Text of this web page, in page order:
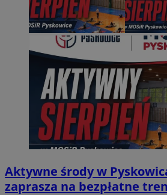
Aktywne środy w
zaprasza na bezpłatne